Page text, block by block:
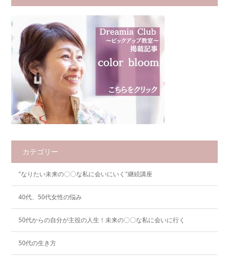
カテゴリー
"なりたい未来の〇〇な私に会いにいく"継続講座
40代、50代女性の悩み
50代からの自分が主役の人生！未来の〇〇な私に会いに行く
50代の生き方